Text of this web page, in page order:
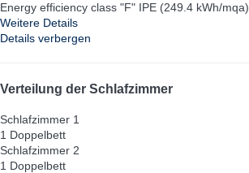
Energy efficiency class "F" IPE (249.4 kWh/mqa)
Weitere Details
Details verbergen
Verteilung der Schlafzimmer
Schlafzimmer 1
1 Doppelbett
Schlafzimmer 2
1 Doppelbett